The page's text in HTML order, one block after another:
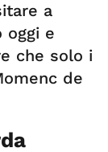
a
oggi e
che solo i
de